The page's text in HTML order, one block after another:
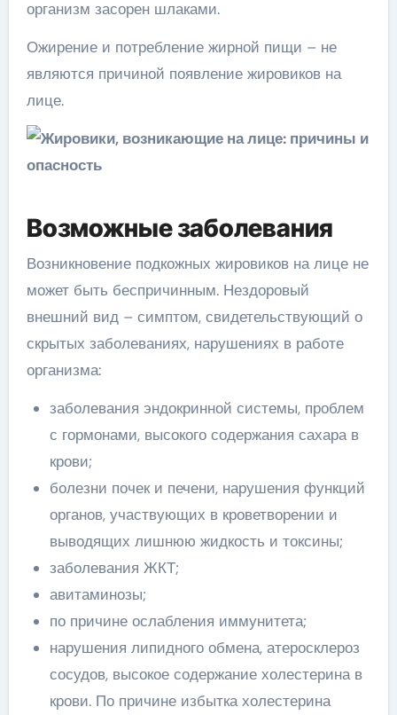
организм засорен шлаками.
Ожирение и потребление жирной пищи – не
являются причиной появление жировиков на
лице.
Возможные заболевания
Возникновение подкожных жировиков на лице не
может быть беспричинным. Нездоровый
внешний вид – симптом, свидетельствующий о
скрытых заболеваниях, нарушениях в работе
организма:
заболевания эндокринной системы, проблем
с гормонами, высокого содержания сахара в
крови;
болезни почек и печени, нарушения функций
органов, участвующих в кроветворении и
выводящих лишнюю жидкость и токсины;
заболевания ЖКТ;
авитаминозы;
по причине ослабления иммунитета;
нарушения липидного обмена, атеросклероз
сосудов, высокое содержание холестерина в
крови. По причине избытка холестерина